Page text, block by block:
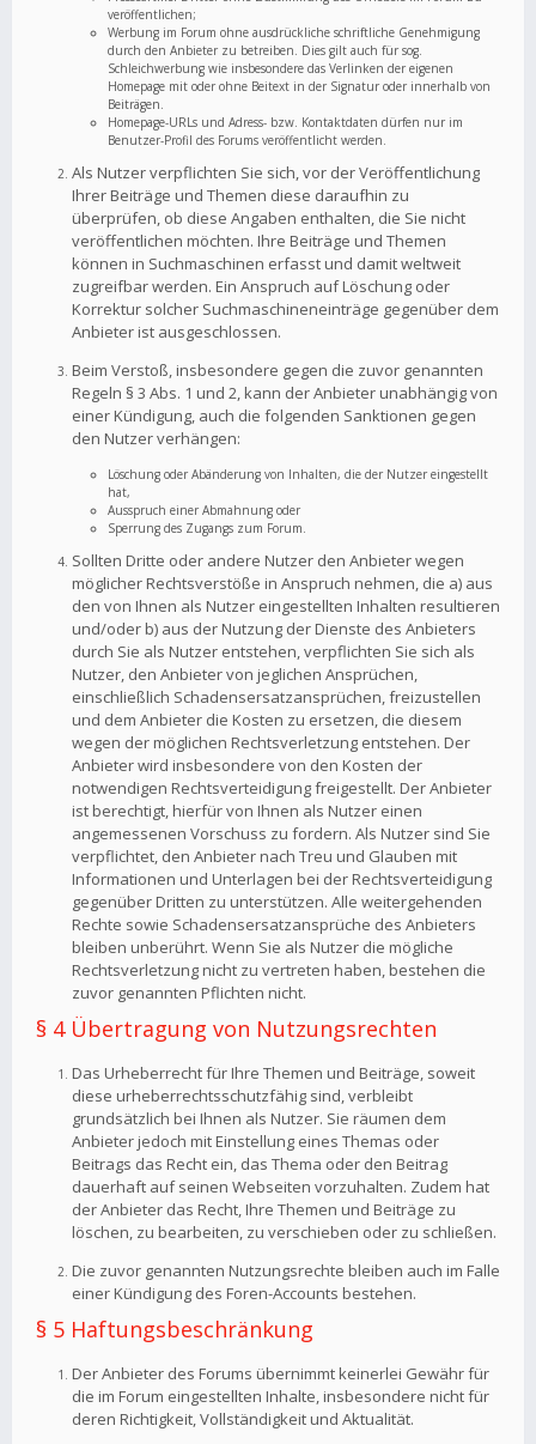
veröffentlichen;
Werbung im Forum ohne ausdrückliche schriftliche Genehmigung
durch den Anbieter zu betreiben. Dies gilt auch für sog.
Schleichwerbung wie insbesondere das Verlinken der eigenen
Homepage mit oder ohne Beitext in der Signatur oder innerhalb von
Beiträgen.
Homepage-URLs und Adress- bzw. Kontaktdaten dürfen nur im
Benutzer-Profil des Forums veröffentlicht werden.
Als Nutzer verpflichten Sie sich, vor der Veröffentlichung
Ihrer Beiträge und Themen diese daraufhin zu
überprüfen, ob diese Angaben enthalten, die Sie nicht
veröffentlichen möchten. Ihre Beiträge und Themen
können in Suchmaschinen erfasst und damit weltweit
zugreifbar werden. Ein Anspruch auf Löschung oder
Korrektur solcher Suchmaschineneinträge gegenüber dem
Anbieter ist ausgeschlossen.
Beim Verstoß, insbesondere gegen die zuvor genannten
Regeln § 3 Abs. 1 und 2, kann der Anbieter unabhängig von
einer Kündigung, auch die folgenden Sanktionen gegen
den Nutzer verhängen:
Löschung oder Abänderung von Inhalten, die der Nutzer eingestellt
hat,
Ausspruch einer Abmahnung oder
Sperrung des Zugangs zum Forum.
Sollten Dritte oder andere Nutzer den Anbieter wegen
möglicher Rechtsverstöße in Anspruch nehmen, die a) aus
den von Ihnen als Nutzer eingestellten Inhalten resultieren
und/oder b) aus der Nutzung der Dienste des Anbieters
durch Sie als Nutzer entstehen, verpflichten Sie sich als
Nutzer, den Anbieter von jeglichen Ansprüchen,
einschließlich Schadensersatzansprüchen, freizustellen
und dem Anbieter die Kosten zu ersetzen, die diesem
wegen der möglichen Rechtsverletzung entstehen. Der
Anbieter wird insbesondere von den Kosten der
notwendigen Rechtsverteidigung freigestellt. Der Anbieter
ist berechtigt, hierfür von Ihnen als Nutzer einen
angemessenen Vorschuss zu fordern. Als Nutzer sind Sie
verpflichtet, den Anbieter nach Treu und Glauben mit
Informationen und Unterlagen bei der Rechtsverteidigung
gegenüber Dritten zu unterstützen. Alle weitergehenden
Rechte sowie Schadensersatzansprüche des Anbieters
bleiben unberührt. Wenn Sie als Nutzer die mögliche
Rechtsverletzung nicht zu vertreten haben, bestehen die
zuvor genannten Pflichten nicht.
§ 4 Übertragung von Nutzungsrechten
Das Urheberrecht für Ihre Themen und Beiträge, soweit
diese urheberrechtsschutzfähig sind, verbleibt
grundsätzlich bei Ihnen als Nutzer. Sie räumen dem
Anbieter jedoch mit Einstellung eines Themas oder
Beitrags das Recht ein, das Thema oder den Beitrag
dauerhaft auf seinen Webseiten vorzuhalten. Zudem hat
der Anbieter das Recht, Ihre Themen und Beiträge zu
löschen, zu bearbeiten, zu verschieben oder zu schließen.
Die zuvor genannten Nutzungsrechte bleiben auch im Falle
einer Kündigung des Foren-Accounts bestehen.
§ 5 Haftungsbeschränkung
Der Anbieter des Forums übernimmt keinerlei Gewähr für
die im Forum eingestellten Inhalte, insbesondere nicht für
deren Richtigkeit, Vollständigkeit und Aktualität.